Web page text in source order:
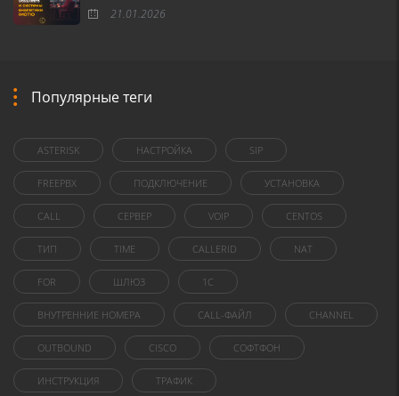
21.01.2026
Популярные теги
ASTERISK НАСТРОЙКА SIP
FREEPBX ПОДКЛЮЧЕНИЕ УСТАНОВКА
CALL СЕРВЕР VOIP CENTOS
ТИП TIME CALLERID NAT
FOR ШЛЮЗ 1C
ВНУТРЕННИЕ НОМЕРА CALL-ФАЙЛ CHANNEL
OUTBOUND CISCO СОФТФОН
ИНСТРУКЦИЯ ТРАФИК